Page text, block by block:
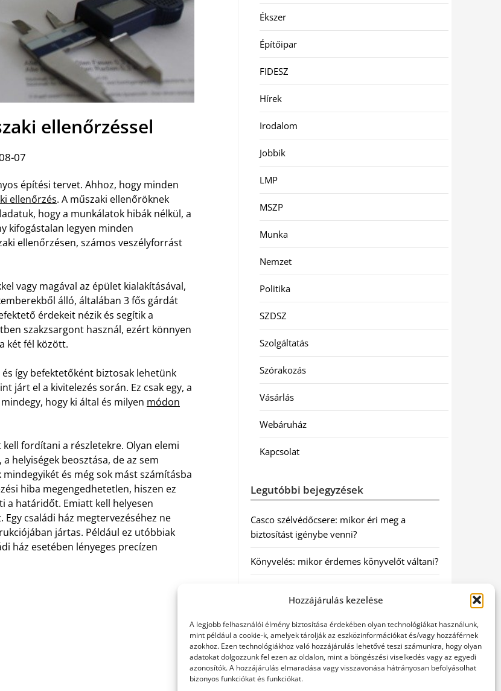
Hozzájárulás kezelése
A legjobb felhasználói élmény biztosítása érdekében olyan technológiákat használunk,
mint például a cookie-k, amelyek tárolják az eszközinformációkat és/vagy hozzáférnek
azokhoz. Ezen technológiákhoz való hozzájárulás lehetővé teszi számunkra, hogy olyan
adatokat dolgozzunk fel ezen az oldalon, mint a böngészési viselkedés vagy az egyedi
azonosítók. A hozzájárulás elmaradása vagy visszavonása hátrányosan befolyásolhat
bizonyos funkciókat és funkciókat.
ellenőrzéssel
07
építési tervet. Ahhoz, hogy minden
ellenőrzés. A műszaki ellenőröknek
hogy a munkálatok hibák nélkül, a
kifogástalan legyen minden
ellenőrzésen, számos veszélyforrást
vagy magával az épület kialakításával,
álló, általában 3 fős gárdát
érdekeit nézik és segítik a
szakzsargont használ, ezért könnyen
két fél között.
így befektetőként biztosak lehetünk
járt el a kivitelezés során. Ez csak egy, a
hogy ki által és milyen módon
fordítani a részletekre. Olyan elemi
helyiségek beosztása, de az sem
és még sok mást számításba
hiba megengedhetetlen, hiszen ez
a határidőt. Emiatt kell helyesen
családi ház megtervezéséhez ne
jártas. Például ez utóbbiak
ház esetében lényeges precízen
Ékszer
Építőipar
FIDESZ
Hírek
Irodalom
Jobbik
LMP
MSZP
Munka
Nemzet
Politika
SZDSZ
Szolgáltatás
Szórakozás
Vásárlás
Webáruház
Kapcsolat
Legutóbbi bejegyzések
Casco szélvédőcsere: mikor éri meg a
biztosítást igénybe venni?
Könyvelés: mikor érdemes könyvelőt váltani?
szakszerű jogi háttér a biztonságos
Munkajogi ügyvéd: miért nem érdemes várni
a jogi segítséggel